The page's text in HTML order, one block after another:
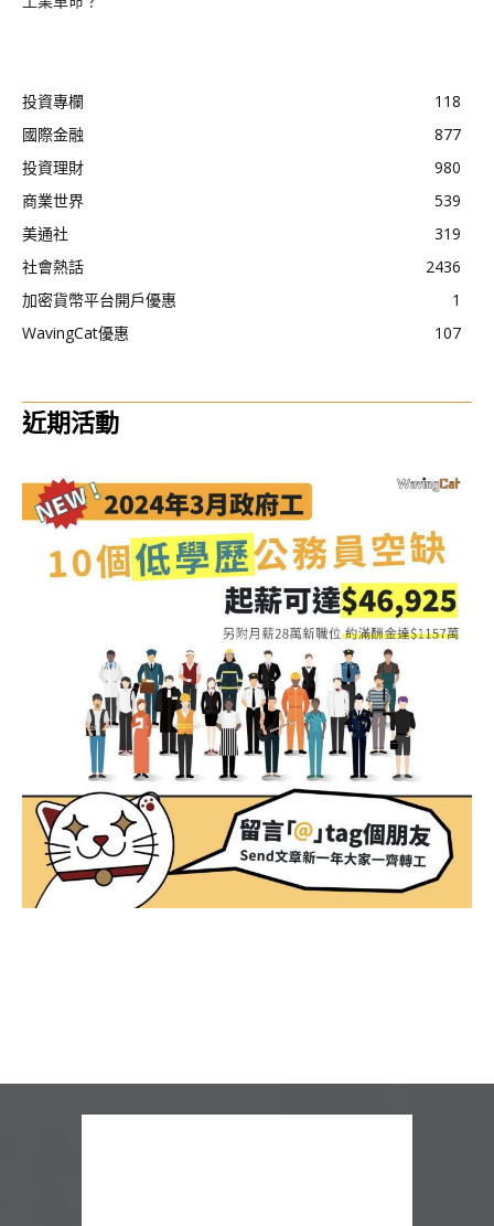
投資專欄
118
國際金融
877
投資理財
980
商業世界
539
美通社
319
社會熱話
2436
加密貨幣平台開戶優惠
1
WavingCat優惠
107
近期活動